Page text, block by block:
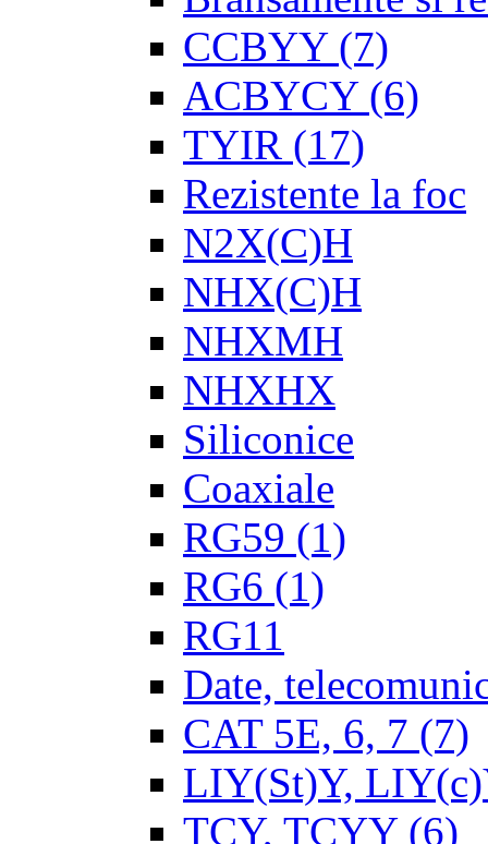
CCBYY(7)
ACBYCY(6)
TYIR (17)
Rezistente la foc
N2X(C)H
NHX(C)H
NHXMH
NHXHX
Siliconice
Coaxiale
RG59 (1)
RG6 (1)
RG11
Date,
CAT 5E, 6, 7 (7)
LIY(St)Y,
TCY, TCYY(6)